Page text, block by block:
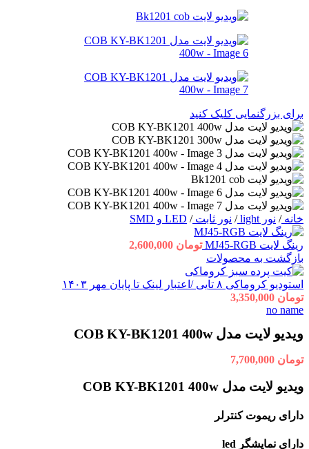
برای بزرگنمایی کلیک کنید
خانه/ نور light / نور ثابت/ LED و SMD
رینگ لایت MJ45-RGB تومان
بازگشت به محصولات
استودیو کروماکی ۸ تایی /اعتبار لینک تا پایان مهر ۱۴۰۳
تومان
no name
ویدیو لایت مدل COB KY-BK1201 400w
تومان
ویدیو لایت مدل COB KY-BK1201 400w
دارای ریموت کنترلر
دارای نمایشگر led